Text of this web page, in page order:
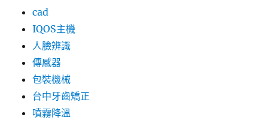
cad
IQOS主機
人臉辨識
傳感器
包裝機械
台中牙齒矯正
噴霧降溫